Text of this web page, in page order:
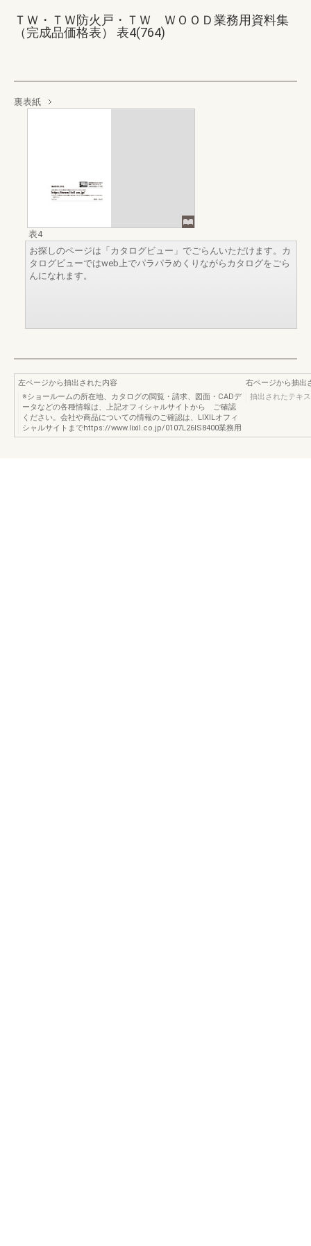
ＴＷ・ＴＷ防火戸・ＴＷ ＷＯＯＤ業務用資料集
（完成品価格表） 表4(764)
裏表紙
表4
お探しのページは「カタログビュー」でごらんいただけます。カ
タログビューではweb上でパラパラめくりながらカタログをごら
んになれます。
左ページから抽出された内容
※ショールームの所在地、カタログの閲覧・請求、図面・CADデ
ータなどの各種情報は、上記オフィシャルサイトから ご確認
ください。会社や商品についての情報のご確認は、LIXILオフィ
シャルサイトまでhttps://www.lixil.co.jp/0107L26IS8400業務用
右ページから抽出
抽出されたテキ